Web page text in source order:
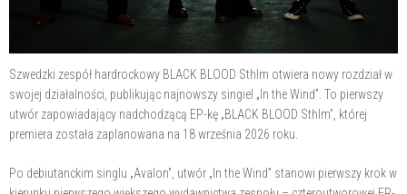
Szwedzki zespół hardrockowy BLACK BLOOD Sthlm otwiera nowy rozdział w
swojej działalności, publikując najnowszy singiel „In the Wind”. To pierwszy
utwór zapowiadający nadchodzącą EP-kę „BLACK BLOOD Sthlm”, której
premiera została zaplanowana na 18 września 2026 roku.
Po debiutanckim singlu „Avalon”, utwór „In the Wind” stanowi pierwszy krok w